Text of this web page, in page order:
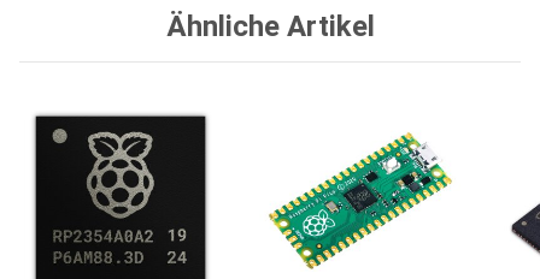
Ähnliche Artikel